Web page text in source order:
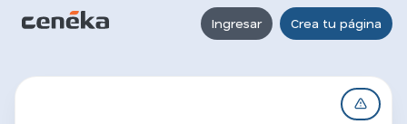
Ingresar Crea tu página